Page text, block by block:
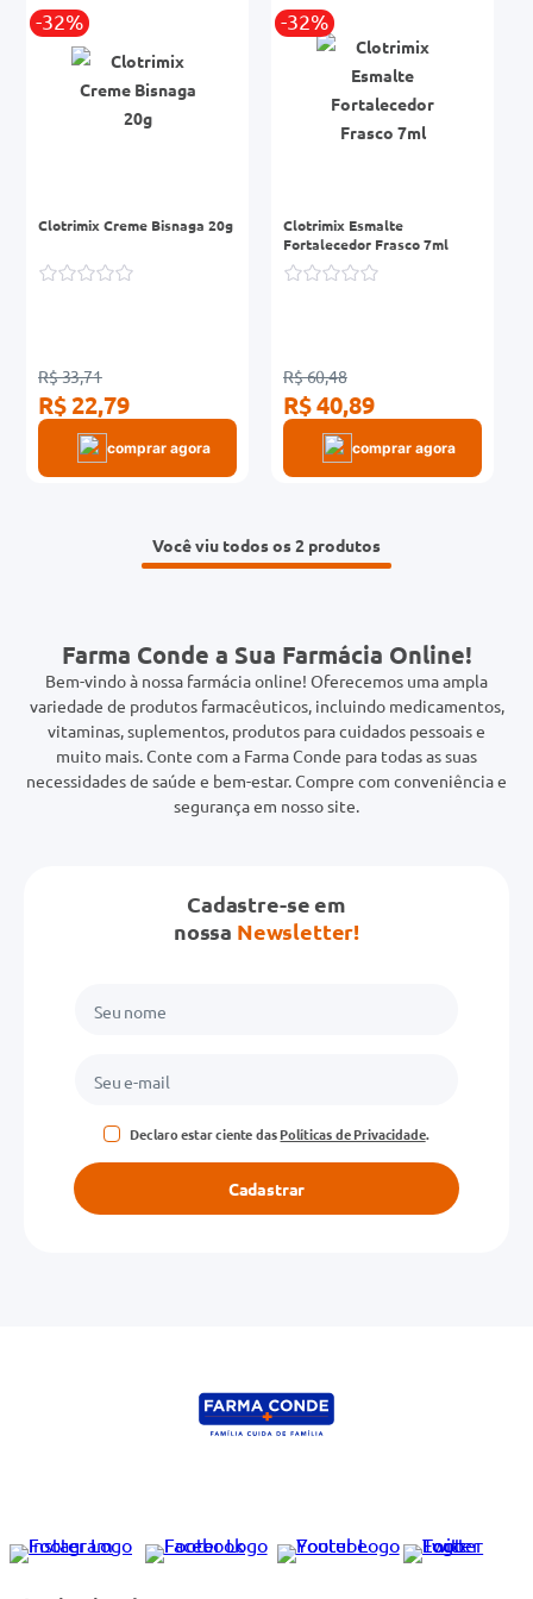
-32%
Clotrimix Creme Bisnaga 20g
R$ 33,71
R$ 22,79
comprar agora
-32%
Clotrimix Esmalte
Fortalecedor Frasco 7ml
R$ 60,48
R$ 40,89
comprar agora
Você viu todos os 2
Farma Conde a Sua Farmácia Online!
Bem-vindo à nossa farmácia online! Oferecemos uma ampla
variedade de produtos farmacêuticos, incluindo medicamentos,
vitaminas, suplementos, produtos para cuidados pessoais e
muito mais. Conte com a Farma Conde para todas as suas
necessidades de saúde e bem-estar. Compre com conveniência e
segurança em nosso site.
Cadastre-se em
nossa Newsletter!
Declaro estar ciente dasPolíticas de Privacidade.
Cadastrar